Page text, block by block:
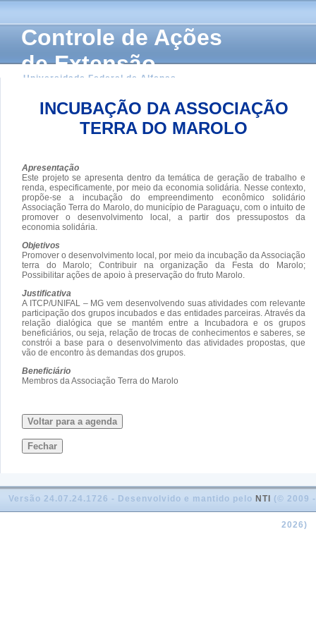
Controle de Ações
de Extensão
Universidade Federal de Alfenas
INCUBAÇÃO DA ASSOCIAÇÃO
TERRA DO MAROLO
Apresentação
Este projeto se apresenta dentro da temática de geração de trabalho e
renda, especificamente, por meio da economia solidária. Nesse contexto,
propõe-se a incubação do empreendimento econômico solidário
Associação Terra do Marolo, do município de Paraguaçu, com o intuito de
promover o desenvolvimento local, a partir dos pressupostos da
economia solidária.
Objetivos
Promover o desenvolvimento local, por meio da incubação da Associação
terra do Marolo; Contribuir na organização da Festa do Marolo;
Possibilitar ações de apoio à preservação do fruto Marolo.
Justificativa
A ITCP/UNIFAL – MG vem desenvolvendo suas atividades com relevante
participação dos grupos incubados e das entidades parceiras. Através da
relação dialógica que se mantém entre a Incubadora e os grupos
beneficiários, ou seja, relação de trocas de conhecimentos e saberes, se
constrói a base para o desenvolvimento das atividades propostas, que
vão de encontro às demandas dos grupos.
Beneficiário
Membros da Associação Terra do Marolo
Voltar para a agenda
Fechar
Versão 24.07.24.1726 - Desenvolvido e mantido pelo NTI (© 2009 -
2026)